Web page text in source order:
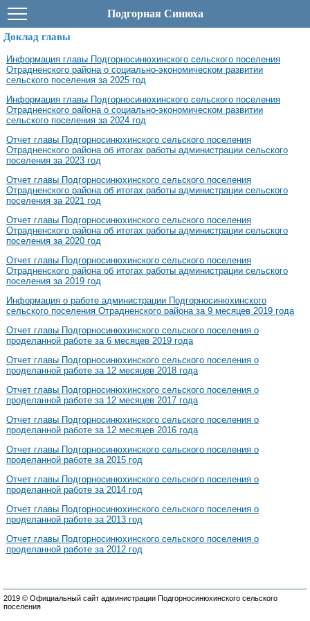
Подгорная Синюха
Доклад главы
Информация главы Подгорносинюхинского сельского поселения
Отрадненского района о социально-экономическом развитии
сельского поселения за 2025 год
Информация главы Подгорносинюхинского сельского поселения
Отрадненского района о социально-экономическом развитии
сельского поселения за 2024 год
Отчет главы Подгорносинюхинского сельского поселения
Отрадненского района об итогах работы администрации сельского
поселения за 2023 год
Отчет главы Подгорносинюхинского сельского поселения
Отрадненского района об итогах работы администрации сельского
поселения за 2021 год
Отчет главы Подгорносинюхинского сельского поселения
Отрадненского района об итогах работы администрации сельского
поселения за 2020 год
Отчет главы Подгорносинюхинского сельского поселения
Отрадненского района об итогах работы администрации сельского
поселения за 2019 год
Информация о работе администрации Подгорносинюхинского
сельского поселения Отрадненского района за 9 месяцев 2019 года
Отчет главы Подгорносинюхинского сельского поселения о
проделанной работе за 6 месяцев 2019 года
Отчет главы Подгорносинюхинского сельского поселения о
проделанной работе за 12 месяцев 2018 года
Отчет главы Подгорносинюхинского сельского поселения о
проделанной работе за 12 месяцев 2017 года
Отчет главы Подгорносинюхинского сельского поселения о
проделанной работе за 12 месяцев 2016 года
Отчет главы Подгорносинюхинского сельского поселения о
проделанной работе за 2015 год
Отчет главы Подгорносинюхинского сельского поселения о
проделанной работе за 2014 год
Отчет главы Подгорносинюхинского сельского поселения о
проделанной работе за 2013 год
Отчет главы Подгорносинюхинского сельского поселения о
проделанной работе за 2012 год
2019 © Официальный сайт администрации Подгорносинюхинского сельского
поселения